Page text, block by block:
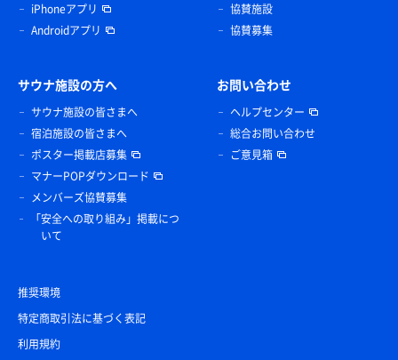
iPhoneアプリ
Androidアプリ
協賛施設
協賛募集
サウナ施設の方へ
サウナ施設の皆さまへ
宿泊施設の皆さまへ
ポスター掲載店募集
マナーPOPダウンロード
メンバーズ協賛募集
「安全への取り組み」掲載につ
いて
お問い合わせ
ヘルプセンター
総合お問い合わせ
ご意見箱
推奨環境
特定商取引法に基づく表記
利用規約